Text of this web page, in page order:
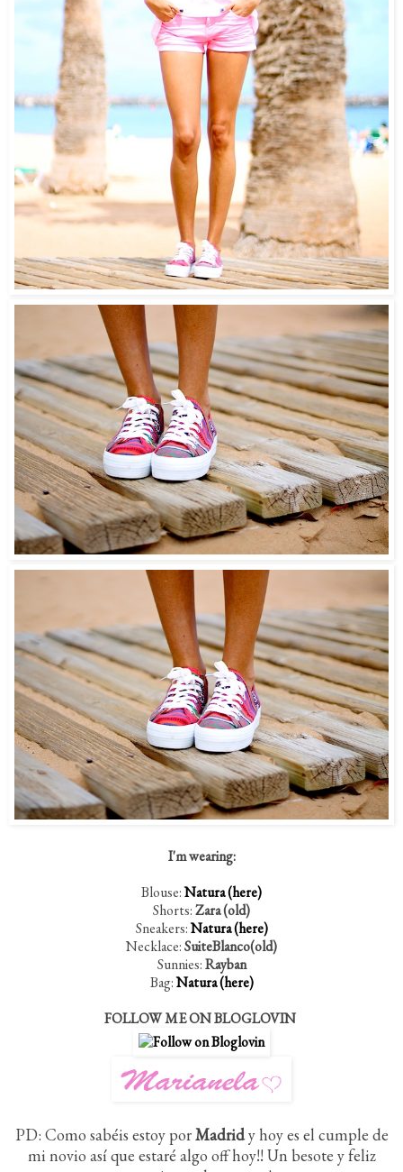
I'm wearing:
Blouse:Natura (here)
Shorts:Zara (old)
Sneakers:Natura (here)
Necklace:SuiteBlanco(old)
Sunnies:Rayban
Bag:Natura (here)
FOLLOW ME ON BLOGLOVIN
PD: Como sabéis estoy porMadridy hoy es el cumple de
mi novio así que estaré algo off hoy!! Un besote y feliz